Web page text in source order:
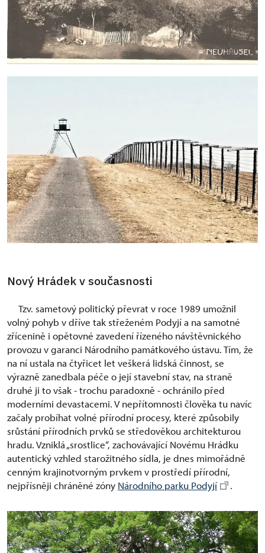
Nový Hrádek v současnosti
Tzv. sametový politický převrat v roce 1989 umožnil
volný pohyb v dříve tak střeženém Podyjí a na samotné
zřícenině i opětovné zavedení řízeného návštěvnického
provozu v garanci Národního památkového ústavu. Tím, že
na ní ustala na čtyřicet let veškerá lidská činnost, se
výrazně zanedbala péče o její stavební stav, na straně
druhé ji to však - trochu paradoxně - ochránilo před
moderními devastacemi. V nepřítomnosti člověka tu navíc
začaly probíhat volné přírodní procesy, které způsobily
srůstání přírodních prvků se středověkou architekturou
hradu. Vzniklá „srostlice“, zachovávající Novému Hrádku
autentický vzhled starožitného sídla, je dnes mimořádně
cenným krajinotvorným prvkem v prostředí přírodní,
nejpřísněji chráněné zóny Národního parku Podyjí .